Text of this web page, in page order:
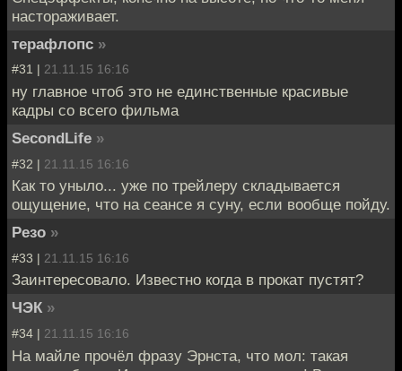
настораживает.
терафлопс »
#31 | 21.11.15 16:16
ну главное чтоб это не единственные красивые
кадры со всего фильма
SecondLife »
#32 | 21.11.15 16:16
Как то уныло... уже по трейлеру складывается
ощущение, что на сеансе я суну, если вообще пойду.
Резо »
#33 | 21.11.15 16:16
Заинтересовало. Известно когда в прокат пустят?
ЧЭК »
#34 | 21.11.15 16:16
На майле прочёл фразу Эрнста, что мол: такая